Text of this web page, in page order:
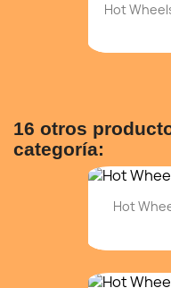
Hot
16 otros
categoría:
Hot